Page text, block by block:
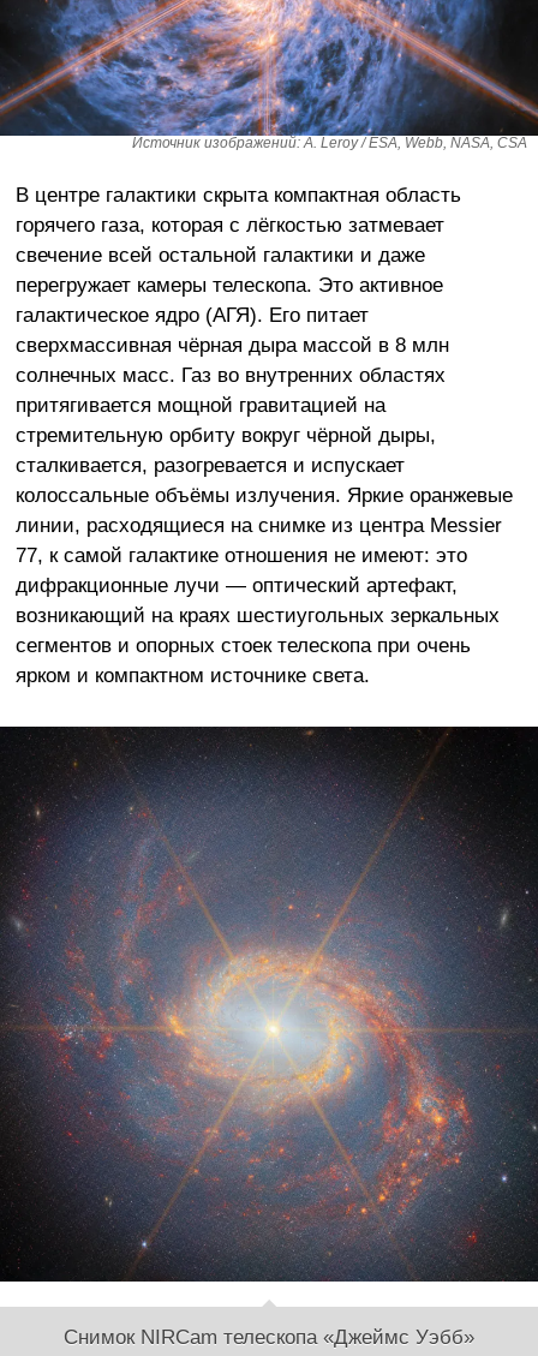
Источник изображений: A. Leroy / ESA, Webb, NASA, CSA
В центре галактики скрыта компактная область
горячего газа, которая с лёгкостью затмевает
свечение всей остальной галактики и даже
перегружает камеры телескопа. Это активное
галактическое ядро (АГЯ). Его питает
сверхмассивная чёрная дыра массой в 8 млн
солнечных масс. Газ во внутренних областях
притягивается мощной гравитацией на
стремительную орбиту вокруг чёрной дыры,
сталкивается, разогревается и испускает
колоссальные объёмы излучения. Яркие оранжевые
линии, расходящиеся на снимке из центра Messier
77, к самой галактике отношения не имеют: это
дифракционные лучи — оптический артефакт,
возникающий на краях шестиугольных зеркальных
сегментов и опорных стоек телескопа при очень
ярком и компактном источнике света.
Снимок NIRCam телескопа «Джеймс Уэбб»